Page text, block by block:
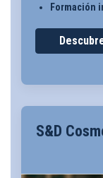
Formación
S&D